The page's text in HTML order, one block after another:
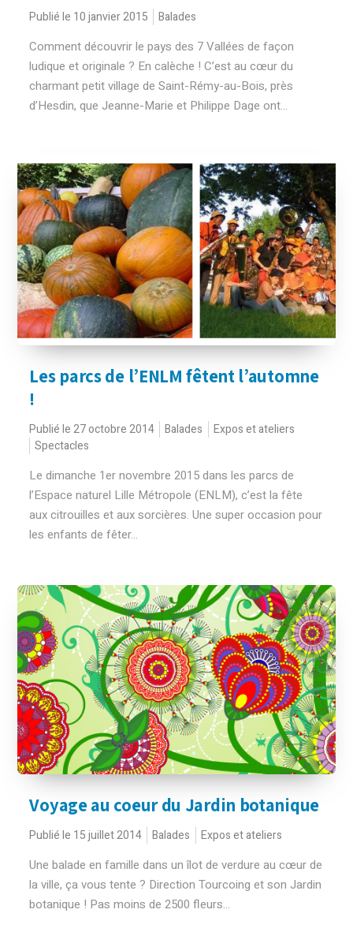
Publié le 10 janvier 2015 Balades
Comment découvrir le pays des 7 Vallées de façon
ludique et originale ? En calèche ! C’est au cœur du
charmant petit village de Saint-Rémy-au-Bois, près
d’Hesdin, que Jeanne-Marie et Philippe Dage ont...
Les parcs de l’ENLM fêtent l’automne
!
Publié le 27 octobre 2014 Balades
Expos et ateliers
Spectacles
Le dimanche 1er novembre 2015 dans les parcs de
l’Espace naturel Lille Métropole (ENLM), c’est la fête
aux citrouilles et aux sorcières. Une super occasion pour
les enfants de fêter...
Voyage au coeur du Jardin botanique
Publié le 15 juillet 2014 Balades Expos et ateliers
Une balade en famille dans un îlot de verdure au cœur de
la ville, ça vous tente ? Direction Tourcoing et son Jardin
botanique ! Pas moins de 2500 fleurs...